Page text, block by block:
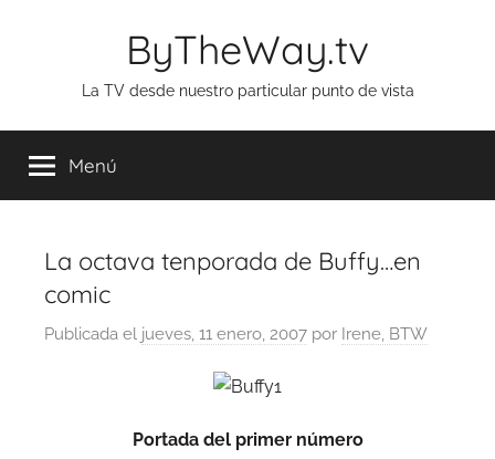
ByTheWay.tv
La TV desde nuestro particular punto de vista
Menú
La octava tenporada de Buffy…en
comic
Publicada el jueves, 11 enero, 2007 por Irene, BTW
Portada del primer número